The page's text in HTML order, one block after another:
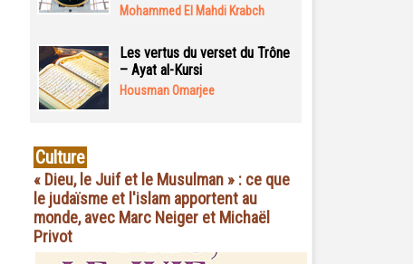
Mohammed El Mahdi Krabch
Les vertus du verset du Trône
– Ayat al-Kursi
Housman Omarjee
Culture
« Dieu, le Juif et le Musulman » : ce que
le judaïsme et l'islam apportent au
monde, avec Marc Neiger et Michaël
Privot